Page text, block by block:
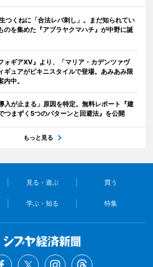
つくねに「合法レバ刺し」。まだ知られてい
のを集めた『アブラヤクマハチ』が中野に誕
ォギアXV』より、「マリア・カデンツァヴ
ギュアがビキニスタイルで登場。あみあみ限
中。
入が止まる」原因を特定。無料レポート『建
つまずく5つのパターンと回避法』を公開
もっと見る
見る・遊ぶ 買う
学ぶ・知る 特集